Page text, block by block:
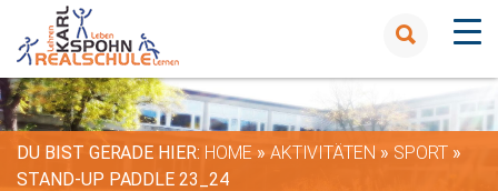
DU BIST GERADE HIER: HOME » AKTIVITÄTEN » SPORT»
STAND-UP PADDLE 23_24